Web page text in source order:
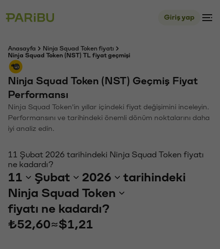
Giriş yap
Anasayfa
Ninja Squad Token fiyatı
Ninja Squad Token (NST) TL fiyat geçmişi
Ninja Squad Token (NST) Geçmiş Fiyat
Performansı
Ninja Squad Token'in yıllar içindeki fiyat değişimini inceleyin.
Performansını ve tarihindeki önemli dönüm noktalarını daha
iyi analiz edin.
11 Şubat 2026 tarihindeki Ninja Squad Token fiyatı
ne kadardı?
11 Şubat 2026
tarihindeki
Ninja Squad Token
fiyatı ne kadardı?
₺52,60≈$1,21